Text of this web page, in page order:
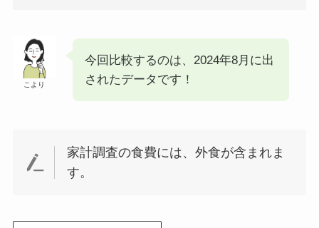
こより
今回比較するのは、2024年8月に出
されたデータです！
家計調査の食費には、外食が含まれま
す。